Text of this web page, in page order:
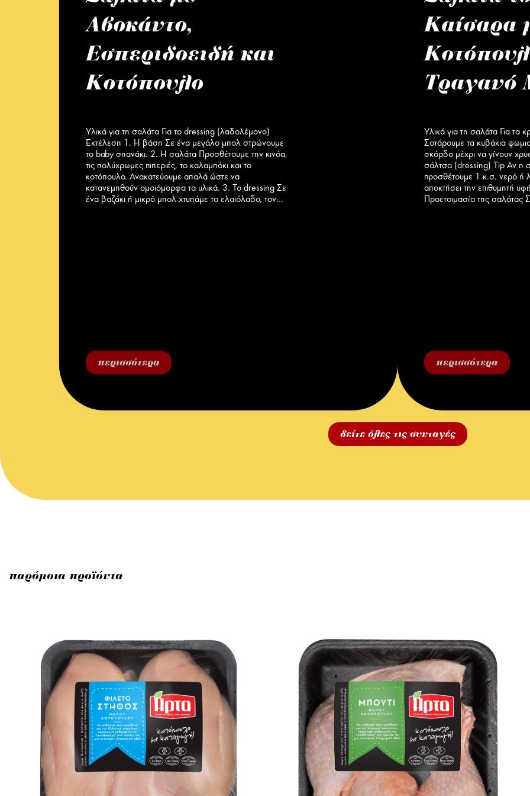
Αβοκάντο,
Εσπεριδοειδή και
Κοτόπουλο
Υλικά για τη σαλάτα Για το dressing (λαδολέμονο)
Εκτέλεση 1. Η βάση Σε ένα μεγάλο μπολ στρώνουμε
το baby σπανάκι. 2. Η σαλάτα Προσθέτουμε την κινόα,
τις πολύχρωμες πιπεριές, το καλαμπόκι και το
κοτόπουλο. Ανακατεύουμε απαλά ώστε να
κατανεμηθούν ομοιόμορφα τα υλικά. 3. Το dressing Σε
ένα βαζάκι ή μικρό μπολ χτυπάμε το ελαιόλαδο, τον…
περισσότερα
Καίσαρα
Τραγανό
Υλικά για τη σαλάτα Για τα
Σοτάρουμε τα κυβάκια
σκόρδο μέχρι να γίνουν
σάλτσα (dressing) Tip Αν η
προσθέτουμε 1 κ.σ. νερό ή
αποκτήσει την επιθυμητή
Προετοιμασία της σαλάτας
περισσότερα
δείτε όλες τις συνταγές
παρόμοια προϊόντα